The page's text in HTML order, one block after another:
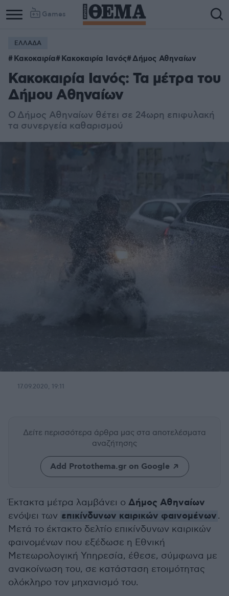
Games
ΕΛΛΑΔΑ
Κακοκαιρία Κακοκαιρία Ιανός Δήμος Αθηναίων
Κακοκαιρία Ιανός: Τα μέτρα του
Δήμου Αθηναίων
Ο Δήμος Αθηναίων θέτει σε 24ωρη επιφυλακή
τα συνεργεία καθαρισμού
17.09.2020, 19:11
Δείτε περισσότερα άρθρα μας στα αποτελέσματα
αναζήτησης
Add Protothema.gr on Google
Έκτακτα μέτρα λαμβάνει ο Δήμος Αθηναίων
ενόψει των επικίνδυνων καιρικών φαινομένων.
Μετά το έκτακτο δελτίο επικίνδυνων καιρικών
φαινομένων που εξέδωσε η Εθνική
Μετεωρολογική Υπηρεσία, έθεσε, σύμφωνα με
ανακοίνωση του, σε κατάσταση ετοιμότητας
ολόκληρο τον μηχανισμό του.